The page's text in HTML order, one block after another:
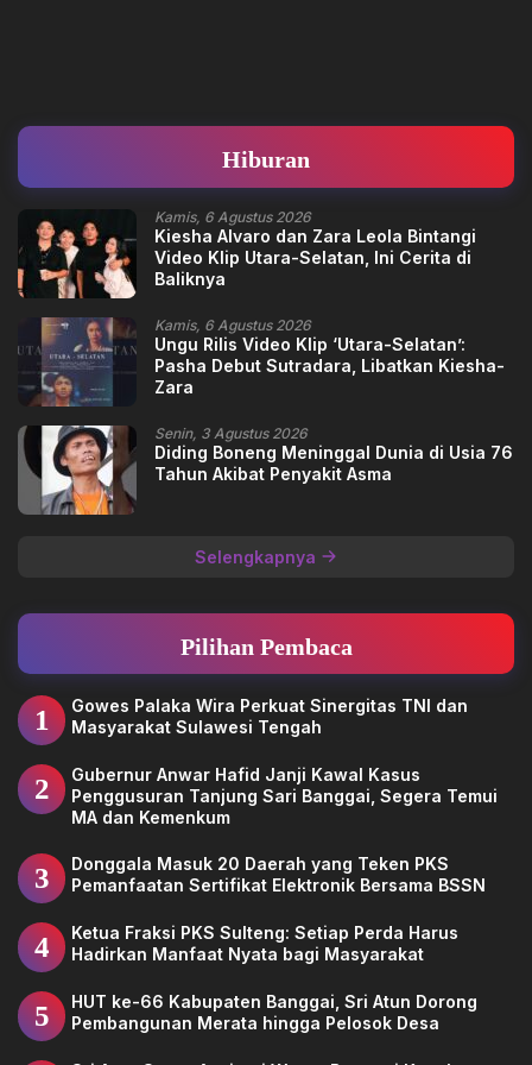
Hiburan
Kamis, 6 Agustus 2026
Kiesha Alvaro dan Zara Leola Bintangi
Video Klip Utara-Selatan, Ini Cerita di
Baliknya
Kamis, 6 Agustus 2026
Ungu Rilis Video Klip ‘Utara-Selatan’:
Pasha Debut Sutradara, Libatkan Kiesha-
Zara
Senin, 3 Agustus 2026
Diding Boneng Meninggal Dunia di Usia 76
Tahun Akibat Penyakit Asma
Selengkapnya
Pilihan Pembaca
1
Gowes Palaka Wira Perkuat Sinergitas TNI dan
Masyarakat Sulawesi Tengah
2
Gubernur Anwar Hafid Janji Kawal Kasus
Penggusuran Tanjung Sari Banggai, Segera Temui
MA dan Kemenkum
3
Donggala Masuk 20 Daerah yang Teken PKS
Pemanfaatan Sertifikat Elektronik Bersama BSSN
4
Ketua Fraksi PKS Sulteng: Setiap Perda Harus
Hadirkan Manfaat Nyata bagi Masyarakat
5
HUT ke-66 Kabupaten Banggai, Sri Atun Dorong
Pembangunan Merata hingga Pelosok Desa